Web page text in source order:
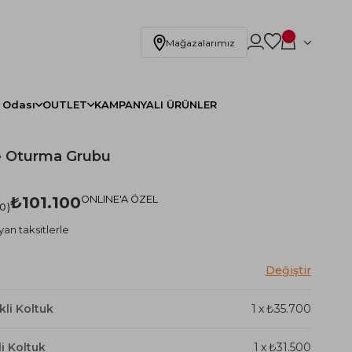
Mağazalarımız
OUTLET KAMPANYALI ÜRÜNLER
Oturma Grubu
₺101.100
taksitlerle
ONLINE'A ÖZEL
Koltuk 1 x₺35.700
Koltuk 1 x₺31.500